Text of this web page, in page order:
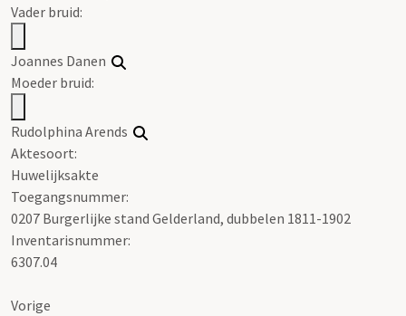
Vader bruid:
Joannes Danen
Moeder bruid:
Rudolphina Arends
Aktesoort:
Huwelijksakte
Toegangsnummer:
0207 Burgerlijke stand Gelderland, dubbelen 1811-1902
Inventarisnummer:
6307.04
Vorige